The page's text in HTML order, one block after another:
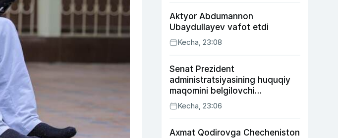
Aktyor Abdu­mannon
Ubaydullayev vafot etdi
Kecha, 23:08
Senat Prezident
administratsiyasining huquqiy
maqomini belgilovchi
konstitutsiyaviy qonunni
ma’qulladi
Kecha, 23:06
Axmat Qodirovga Checheniston